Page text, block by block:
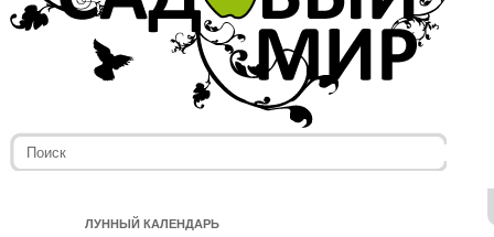
ЛУННЫЙ КАЛЕНДАРЬ